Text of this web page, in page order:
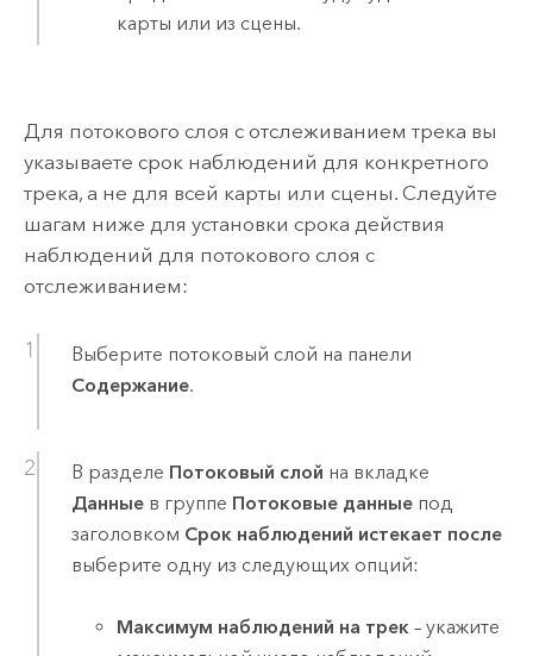
карты или из сцены.
Для потокового слоя с отслеживанием трека вы
указываете срок наблюдений для конкретного
трека, а не для всей карты или сцены. Следуйте
шагам ниже для установки срока действия
наблюдений для потокового слоя с
отслеживанием:
Выберите потоковый слой на панели
Содержание.
В разделе Потоковый слой на вкладке
Данныев группе Потоковые данныепод
заголовком Срок наблюдений истекает после
выберите одну из следующих опций:
Максимум наблюдений на трек – укажите